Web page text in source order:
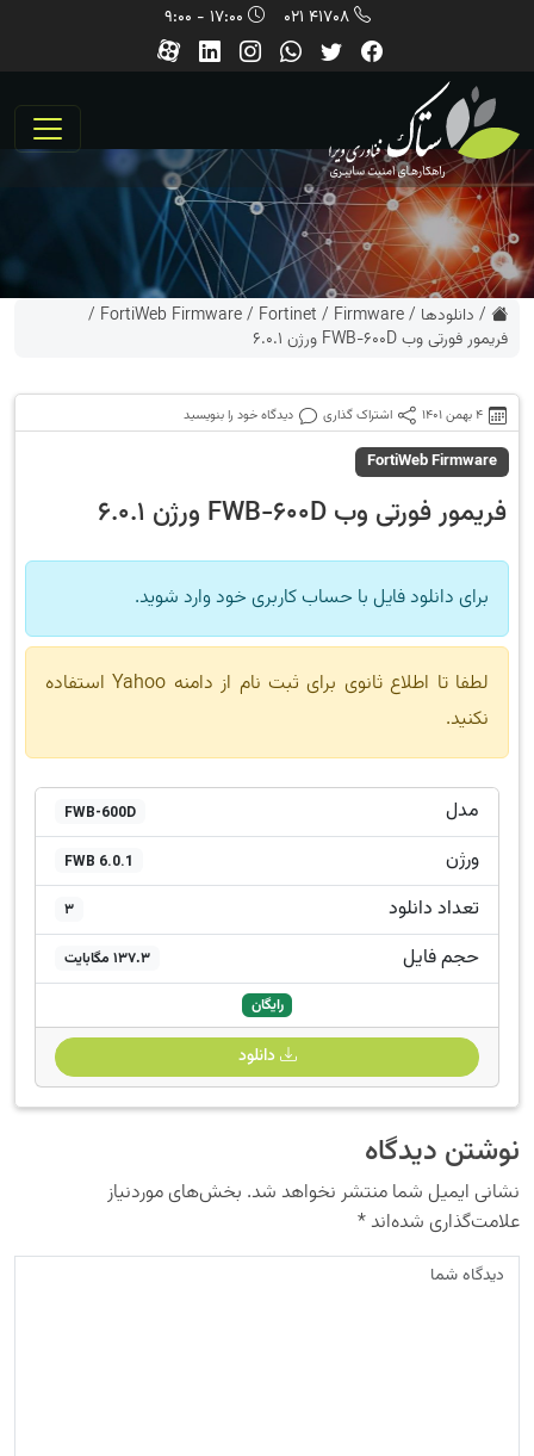
41708 021
/ دانلودها /
Firmware
/
Fortinet
/
FortiWeb Firmware
/
فریمور فورتی وب FWB-600D ورژن 6.0.1
4 بهمن 1401 اشتراک گذاری دیدگاه خود را بنویسید
FortiWeb Firmware
فریمور فورتی وب FWB-600D ورژن 6.0.1
برای دانلود فایل با حساب کاربری خود وارد شوید.
لطفا تا اطلاع ثانوی برای ثبت نام از دامنه Yahoo استفاده
نکنید.
مدل FWB-600D
ورژن FWB 6.0.1
تعداد دانلود 3
حجم فایل 137.3 مگابایت
رایگان
دانلود
نوشتن دیدگاه
نشانی ایمیل شما منتشر نخواهد شد. بخش‌های موردنیاز
علامت‌گذاری شده‌اند*